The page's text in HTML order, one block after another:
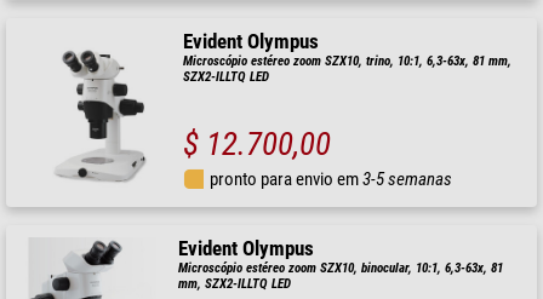
Evident Olympus
Microscópio estéreo zoom SZX10, trino, 10:1, 6,3-63x, 81 mm,
SZX2-ILLTQ LED
$ 12.700,00
pronto para envio em3-5 semanas
Evident Olympus
Microscópio estéreo zoom SZX10, binocular, 10:1, 6,3-63x, 81
mm, SZX2-ILLTQ LED